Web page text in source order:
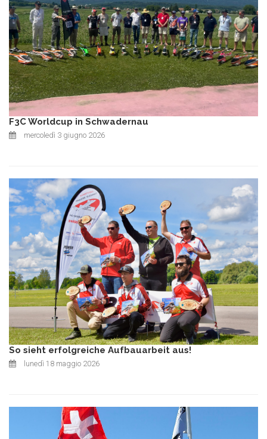
F3C Worldcup in Schwadernau
mercoledì 3 giugno 2026
So sieht erfolgreiche Aufbauarbeit aus!
lunedì 18 maggio 2026